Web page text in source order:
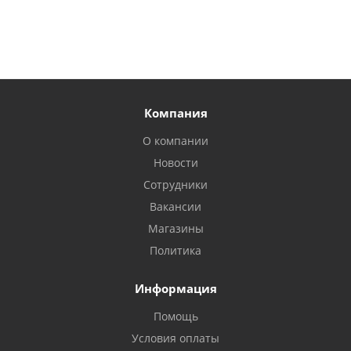
Компания
О компании
Новости
Сотрудники
Вакансии
Магазины
Политика
Информация
Помощь
Условия оплаты